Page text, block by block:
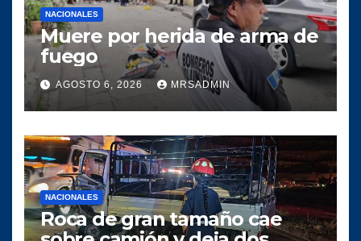
NACIONALES
Muere por herida de arma de
fuego
AGOSTO 6, 2026 MRSADMIN
NACIONALES
Roca de gran tamaño cae